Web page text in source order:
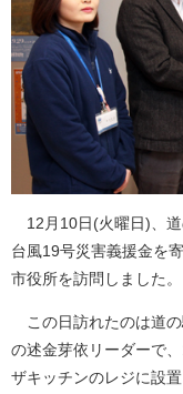
12月10日(火曜日)、道
台風19号災害義援金を
市役所を訪問しました。
この日訪れたのは道
の述金芽依リーダーで
ザキッチンのレジに設